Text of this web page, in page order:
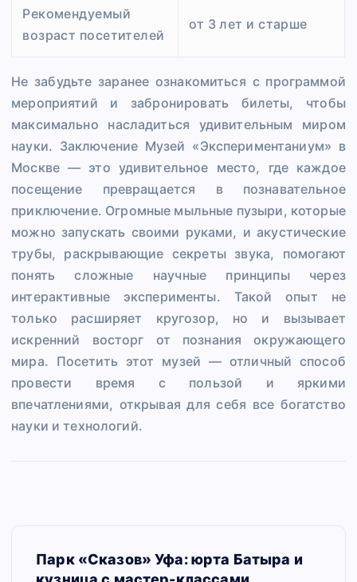
Рекомендуемый
возраст посетителей
от 3 лет и старше
Не забудьте заранее ознакомиться с программой
мероприятий и забронировать билеты, чтобы
максимально насладиться удивительным миром
науки. Заключение Музей «Экспериментаниум» в
Москве — это удивительное место, где каждое
посещение превращается в познавательное
приключение. Огромные мыльные пузыри, которые
можно запускать своими руками, и акустические
трубы, раскрывающие секреты звука, помогают
понять сложные научные принципы через
интерактивные эксперименты. Такой опыт не
только расширяет кругозор, но и вызывает
искренний восторг от познания окружающего
мира. Посетить этот музей — отличный способ
провести время с пользой и яркими
впечатлениями, открывая для себя все богатство
науки и технологий.
Парк «Сказов» Уфа: юрта Батыра и